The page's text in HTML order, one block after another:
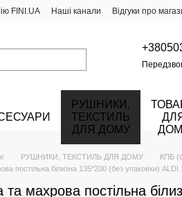
FINI.UA Наші канали Відгуки про
РУШНИКИ,
ТЕКСТИЛЬ
ДЛЯ ДОМУ
РУШНИКИ, ТЕКСТИЛЬ ДЛЯ ДОМУ КПБ
постільна білизна 135*200 (без упаковки) ALDI
махрова постільна